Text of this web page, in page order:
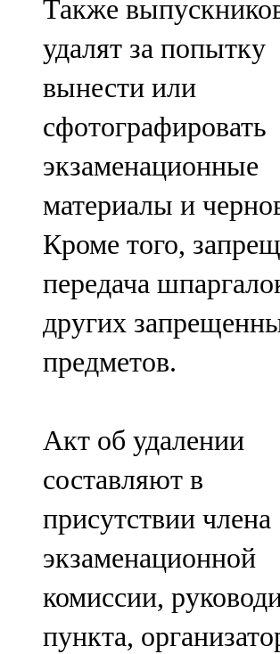
Также
удалят за попытку
вынести или
сфотографировать
экзаменационные
материалы и
Кроме того,
передача
других
предметов.
Акт об удалении
составляют в
присутствии члена
экзаменационной
комиссии,
пункта,